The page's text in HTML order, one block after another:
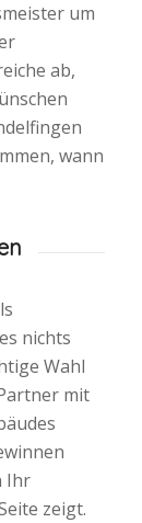
um
ab,
wann
nichts
Wahl
mit
Ihr
zeigt.